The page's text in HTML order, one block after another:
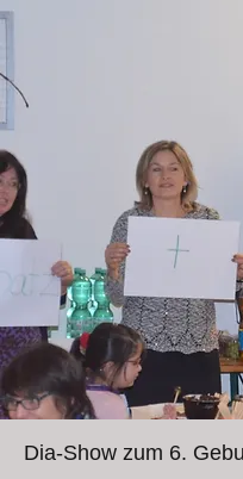
Dia-Show zum 6.